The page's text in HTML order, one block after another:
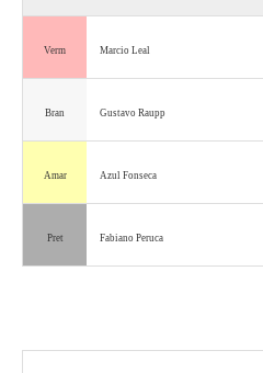
Verm Marcio Leal
Bran Gustavo Raupp
Amar Azul Fonseca
Pret Fabiano Peruca